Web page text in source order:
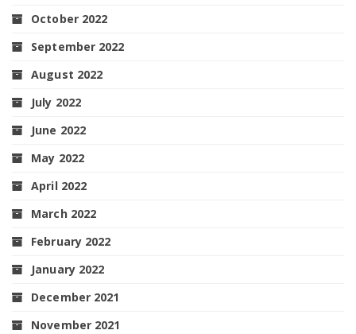
October 2022
September 2022
August 2022
July 2022
June 2022
May 2022
April 2022
March 2022
February 2022
January 2022
December 2021
November 2021